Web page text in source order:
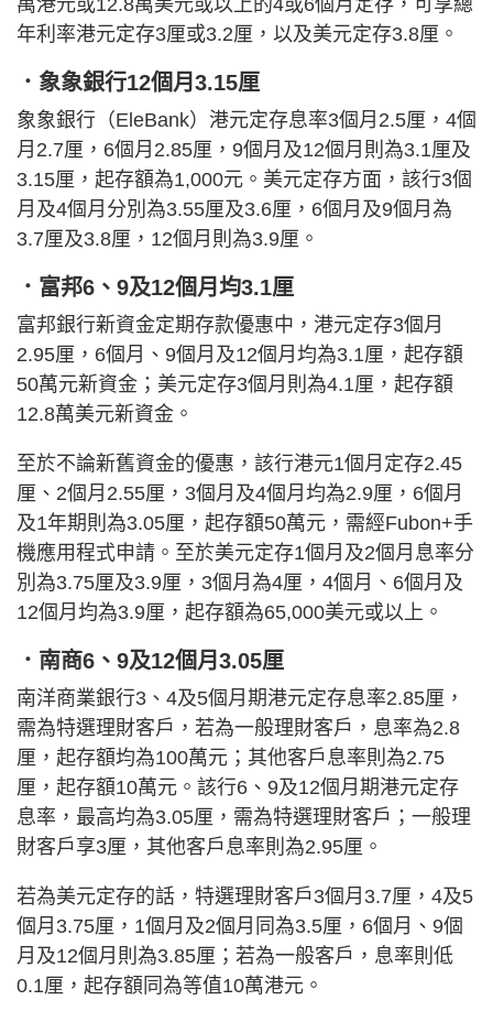
年利率港元定存3厘或3.2厘，以及美元定存3.8厘。
．象象銀行12個月3.15厘
象象銀行（EleBank）港元定存息率3個月2.5厘，4個
月2.7厘，6個月2.85厘，9個月及12個月則為3.1厘及
3.15厘，起存額為1,000元。美元定存方面，該行3個
月及4個月分別為3.55厘及3.6厘，6個月及9個月為
3.7厘及3.8厘，12個月則為3.9厘。
．富邦6、9及12個月均3.1厘
富邦銀行新資金定期存款優惠中，港元定存3個月
2.95厘，6個月、9個月及12個月均為3.1厘，起存額
50萬元新資金；美元定存3個月則為4.1厘，起存額
12.8萬美元新資金。
至於不論新舊資金的優惠，該行港元1個月定存2.45
厘、2個月2.55厘，3個月及4個月均為2.9厘，6個月
及1年期則為3.05厘，起存額50萬元，需經Fubon+手
機應用程式申請。至於美元定存1個月及2個月息率分
別為3.75厘及3.9厘，3個月為4厘，4個月、6個月及
12個月均為3.9厘，起存額為65,000美元或以上。
．南商6、9及12個月3.05厘
南洋商業銀行3、4及5個月期港元定存息率2.85厘，
需為特選理財客戶，若為一般理財客戶，息率為2.8
厘，起存額均為100萬元；其他客戶息率則為2.75
厘，起存額10萬元。該行6、9及12個月期港元定存
息率，最高均為3.05厘，需為特選理財客戶；一般理
財客戶享3厘，其他客戶息率則為2.95厘。
若為美元定存的話，特選理財客戶3個月3.7厘，4及5
個月3.75厘，1個月及2個月同為3.5厘，6個月、9個
月及12個月則為3.85厘；若為一般客戶，息率則低
0.1厘，起存額同為等值10萬港元。